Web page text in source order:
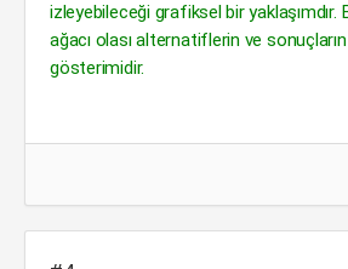
izleyebileceği grafiksel bir yaklaşımdır.
ağacı olası alternatiflerin ve
gösterimidir.